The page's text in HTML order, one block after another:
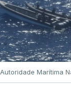
Marítima